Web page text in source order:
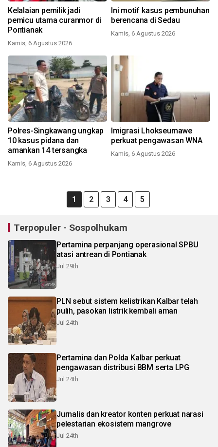
Kelalaian pemilik jadi
pemicu utama curanmor di
Pontianak
Kamis, 6 Agustus 2026
Ini motif kasus pembunuhan
berencana di Sedau
Kamis, 6 Agustus 2026
Polres-Singkawang ungkap
10 kasus pidana dan
amankan 14 tersangka
Kamis, 6 Agustus 2026
Imigrasi Lhokseumawe
perkuat pengawasan WNA
Kamis, 6 Agustus 2026
1 2 3 4 5
Terpopuler - Sospolhukam
Pertamina perpanjang operasional SPBU
atasi antrean di Pontianak
Jul 29th
PLN sebut sistem kelistrikan Kalbar telah
pulih, pasokan listrik kembali aman
Jul 24th
Pertamina dan Polda Kalbar perkuat
pengawasan distribusi BBM serta LPG
Jul 24th
Jurnalis dan kreator konten perkuat narasi
pelestarian ekosistem mangrove
Jul 24th